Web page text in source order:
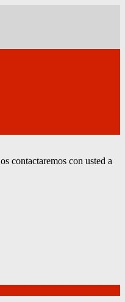
contactaremos con usted a